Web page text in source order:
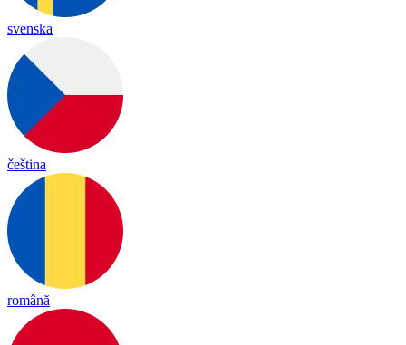
svenska
čeština
română